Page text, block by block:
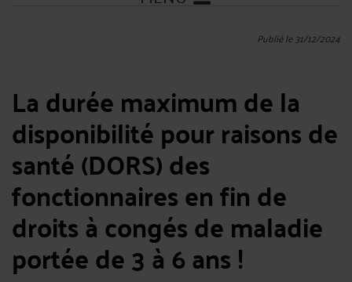
Publié le 31/12/2024
La durée maximum de la
disponibilité pour raisons de
santé (DORS) des
fonctionnaires en fin de
droits à congés de maladie
portée de 3 à 6 ans !